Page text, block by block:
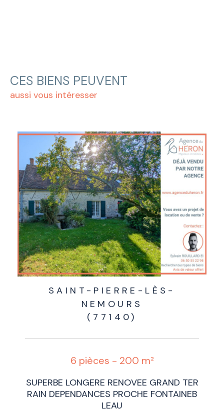
CES BIENS PEUVENT
aussi vous intéresser
SAINT-PIERRE-LÈS-
NEMOURS
(77140)
6 pièces - 200 m²
SUPERBE LONGERE RENOVEE GRAND TER
RAIN DEPENDANCES PROCHE FONTAINEB
LEAU